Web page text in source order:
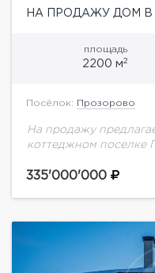
НА ПРОДАЖУ ДОМ
площадь
2200 м2
Посёлок: Прозорово
На продажу
коттеджном поселке
для хранения шуб,
335'000'000